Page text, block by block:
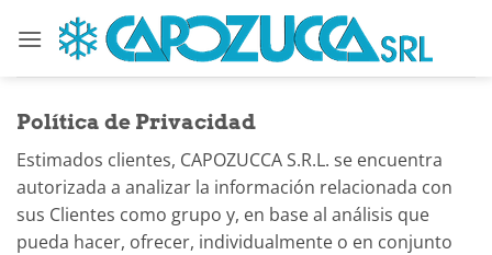
contenido
Política de Privacidad
Estimados clientes, CAPOZUCCA S.R.L. se encuentra
autorizada a analizar la información relacionada con
sus Clientes como grupo y, en base al análisis que
pueda hacer, ofrecer, individualmente o en conjunto